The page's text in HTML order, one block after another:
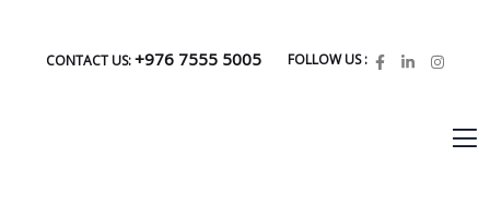
CONTACT US:+976 7555 5005 FOLLOW US :